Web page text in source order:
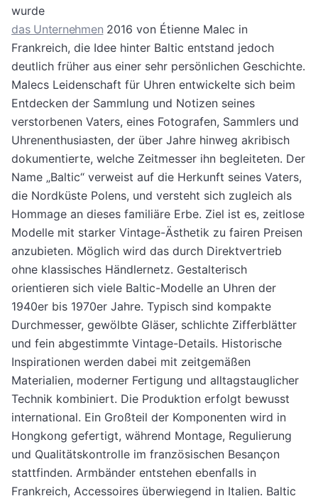
wurde
das Unternehmen 2016 von Étienne Malec in
Frankreich, die Idee hinter Baltic entstand jedoch
deutlich früher aus einer sehr persönlichen Geschichte.
Malecs Leidenschaft für Uhren entwickelte sich beim
Entdecken der Sammlung und Notizen seines
verstorbenen Vaters, eines Fotografen, Sammlers und
Uhrenenthusiasten, der über Jahre hinweg akribisch
dokumentierte, welche Zeitmesser ihn begleiteten. Der
Name „Baltic“ verweist auf die Herkunft seines Vaters,
die Nordküste Polens, und versteht sich zugleich als
Hommage an dieses familiäre Erbe. Ziel ist es, zeitlose
Modelle mit starker Vintage-Ästhetik zu fairen Preisen
anzubieten. Möglich wird das durch Direktvertrieb
ohne klassisches Händlernetz. Gestalterisch
orientieren sich viele Baltic-Modelle an Uhren der
1940er bis 1970er Jahre. Typisch sind kompakte
Durchmesser, gewölbte Gläser, schlichte Zifferblätter
und fein abgestimmte Vintage-Details. Historische
Inspirationen werden dabei mit zeitgemäßen
Materialien, moderner Fertigung und alltagstauglicher
Technik kombiniert. Die Produktion erfolgt bewusst
international. Ein Großteil der Komponenten wird in
Hongkong gefertigt, während Montage, Regulierung
und Qualitätskontrolle im französischen Besançon
stattfinden. Armbänder entstehen ebenfalls in
Frankreich, Accessoires überwiegend in Italien. Baltic